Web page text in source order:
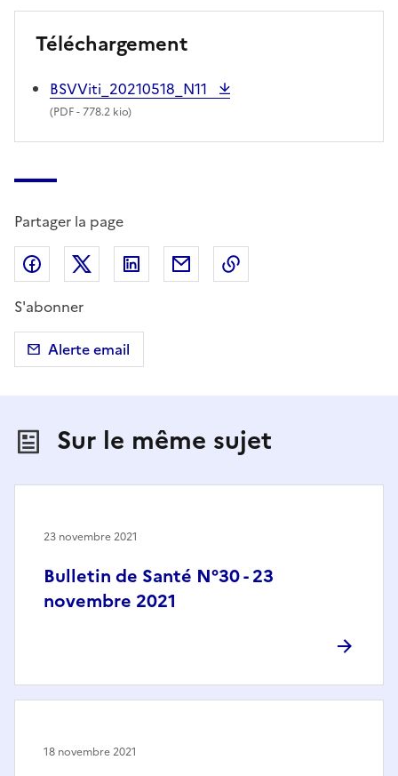
Téléchargement
BSVViti_20210518_N11
(PDF- 778.2 kio)
Partager la page
Partager sur Facebook
Partager sur X (anciennement Twitter)
Partager sur LinkedIn
Partager par email
S'abonner
Alerte email
Sur le même sujet
Bulletin de Santé N°30 - 23
novembre 2021
23 novembre 2021
18 novembre 2021